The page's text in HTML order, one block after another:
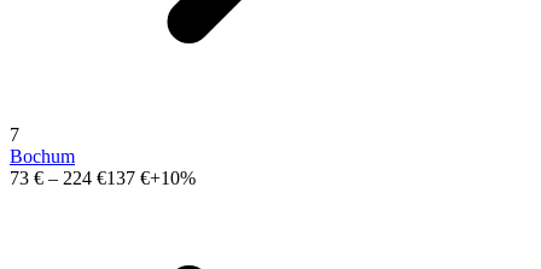
7
Bochum
73 € – 224 €137 €+10%